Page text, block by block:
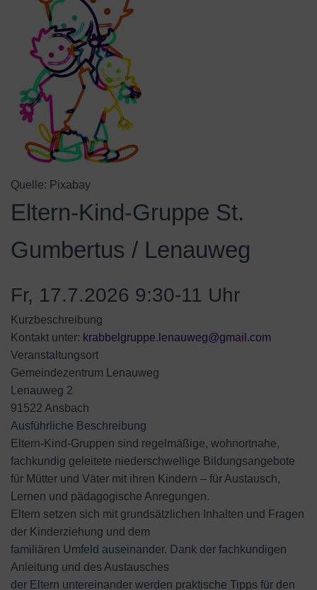
Quelle: Pixabay
Eltern-Kind-Gruppe St.
Gumbertus / Lenauweg
Fr, 17.7.2026 9:30-11 Uhr
Kurzbeschreibung
Kontakt unter: krabbelgruppe.lenauweg@gmail.com
Veranstaltungsort
Gemeindezentrum Lenauweg
Lenauweg 2
91522 Ansbach
Ausführliche Beschreibung
Eltern-Kind-Gruppen sind regelmäßige, wohnortnahe,
fachkundig geleitete niederschwellige Bildungsangebote
für Mütter und Väter mit ihren Kindern – für Austausch,
Lernen und pädagogische Anregungen.
Eltern setzen sich mit grundsätzlichen Inhalten und Fragen
der Kinderziehung und dem
familiären Umfeld auseinander. Dank der fachkundigen
Anleitung und des Austausches
der Eltern untereinander werden praktische Tipps für den